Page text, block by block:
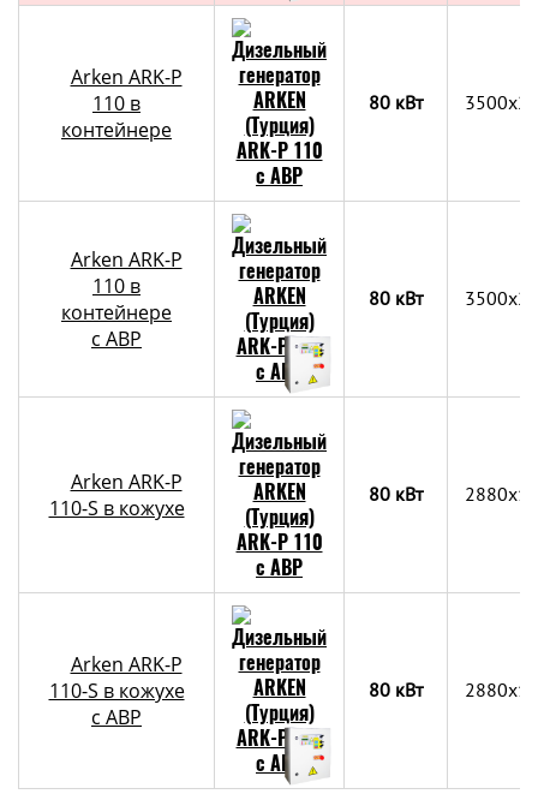
Arken ARK-P
110 в
контейнере
80 кВт
Arken ARK-P
110 в
контейнере
c АВР
80 кВт
Arken ARK-P
110-S в кожухе
80 кВт
Arken ARK-P
110-S в кожухе
с АВР
80 кВт